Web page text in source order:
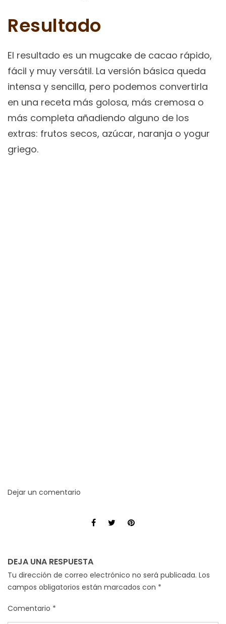
Resultado
El resultado es un mugcake de cacao rápido,
fácil y muy versátil. La versión básica queda
intensa y sencilla, pero podemos convertirla
en una receta más golosa, más cremosa o
más completa añadiendo alguno de los
extras: frutos secos, azúcar, naranja o yogur
griego.
Dejar un comentario
DEJA UNA RESPUESTA
Tu dirección de correo electrónico no será publicada. Los
campos obligatorios están marcados con *
Comentario *